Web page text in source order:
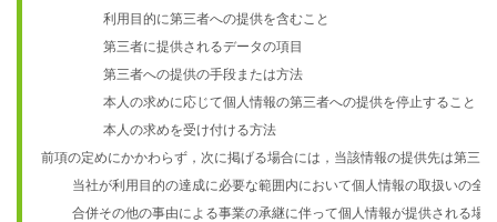
        利用目的に第三者への提供を含むこと
        第三者に提供されるデータの項目
        第三者への提供の手段または方法
        本人の求めに応じて個人情報の第三者への提供を停止すること
        本人の求めを受け付ける方法
前項の定めにかかわらず，次に掲げる場合には，当該情報の提供先は第三
当社が利用目的の達成に必要な範囲内において個人情報の取扱いの全
    合併その他の事由による事業の承継に伴って個人情報が提供される場合